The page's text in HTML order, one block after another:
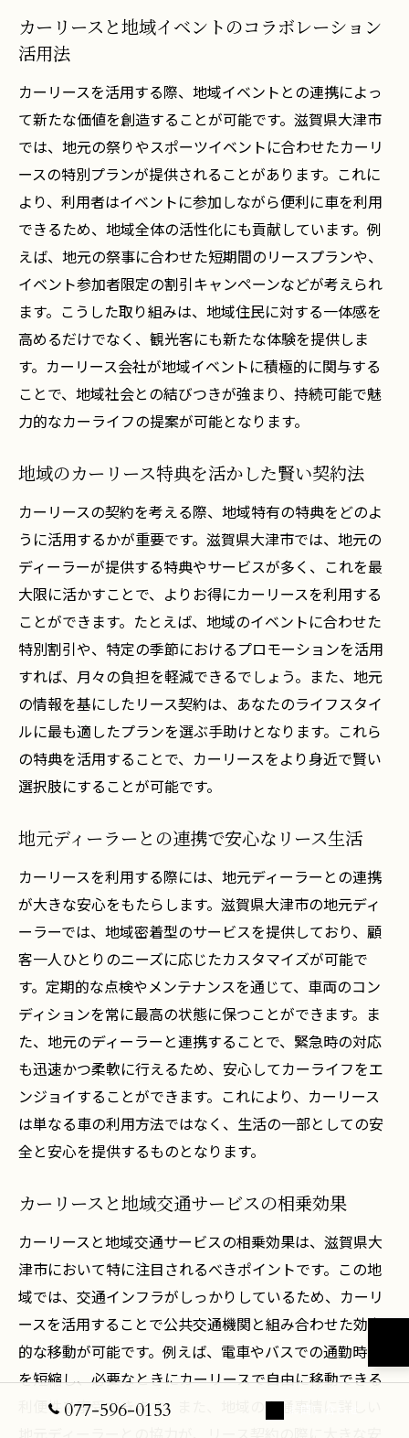
カーリースと地域イベントのコラボレーション
活用法
カーリースを活用する際、地域イベントとの連携によっ
て新たな価値を創造することが可能です。滋賀県大津市
では、地元の祭りやスポーツイベントに合わせたカーリ
ースの特別プランが提供されることがあります。これに
より、利用者はイベントに参加しながら便利に車を利用
できるため、地域全体の活性化にも貢献しています。例
えば、地元の祭事に合わせた短期間のリースプランや、
イベント参加者限定の割引キャンペーンなどが考えられ
ます。こうした取り組みは、地域住民に対する一体感を
高めるだけでなく、観光客にも新たな体験を提供しま
す。カーリース会社が地域イベントに積極的に関与する
ことで、地域社会との結びつきが強まり、持続可能で魅
力的なカーライフの提案が可能となります。
地域のカーリース特典を活かした賢い契約法
カーリースの契約を考える際、地域特有の特典をどのよ
うに活用するかが重要です。滋賀県大津市では、地元の
ディーラーが提供する特典やサービスが多く、これを最
大限に活かすことで、よりお得にカーリースを利用する
ことができます。たとえば、地域のイベントに合わせた
特別割引や、特定の季節におけるプロモーションを活用
すれば、月々の負担を軽減できるでしょう。また、地元
の情報を基にしたリース契約は、あなたのライフスタイ
ルに最も適したプランを選ぶ手助けとなります。これら
の特典を活用することで、カーリースをより身近で賢い
選択肢にすることが可能です。
地元ディーラーとの連携で安心なリース生活
カーリースを利用する際には、地元ディーラーとの連携
が大きな安心をもたらします。滋賀県大津市の地元ディ
ーラーでは、地域密着型のサービスを提供しており、顧
客一人ひとりのニーズに応じたカスタマイズが可能で
す。定期的な点検やメンテナンスを通じて、車両のコン
ディションを常に最高の状態に保つことができます。ま
た、地元のディーラーと連携することで、緊急時の対応
も迅速かつ柔軟に行えるため、安心してカーライフをエ
ンジョイすることができます。これにより、カーリース
は単なる車の利用方法ではなく、生活の一部としての安
全と安心を提供するものとなります。
カーリースと地域交通サービスの相乗効果
カーリースと地域交通サービスの相乗効果は、滋賀県大
津市において特に注目されるべきポイントです。この地
域では、交通インフラがしっかりしているため、カーリ
ースを活用することで公共交通機関と組み合わせた効率
的な移動が可能です。例えば、電車やバスでの通勤時間
を短縮し、必要なときにカーリースで自由に移動できる
利便性を享受できます。また、地域の交通事情に詳しい
077-596-0153